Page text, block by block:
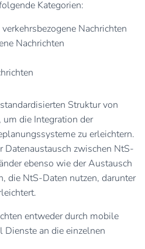
Kategorien:
Nachrichten
Nachrichten
Struktur von
die Integration der
zu erleichtern.
Datenaustausch zwischen NtS-
ebenso wie der Austausch
die NtS-Daten nutzen, darunter
entweder durch mobile
an die einzelnen